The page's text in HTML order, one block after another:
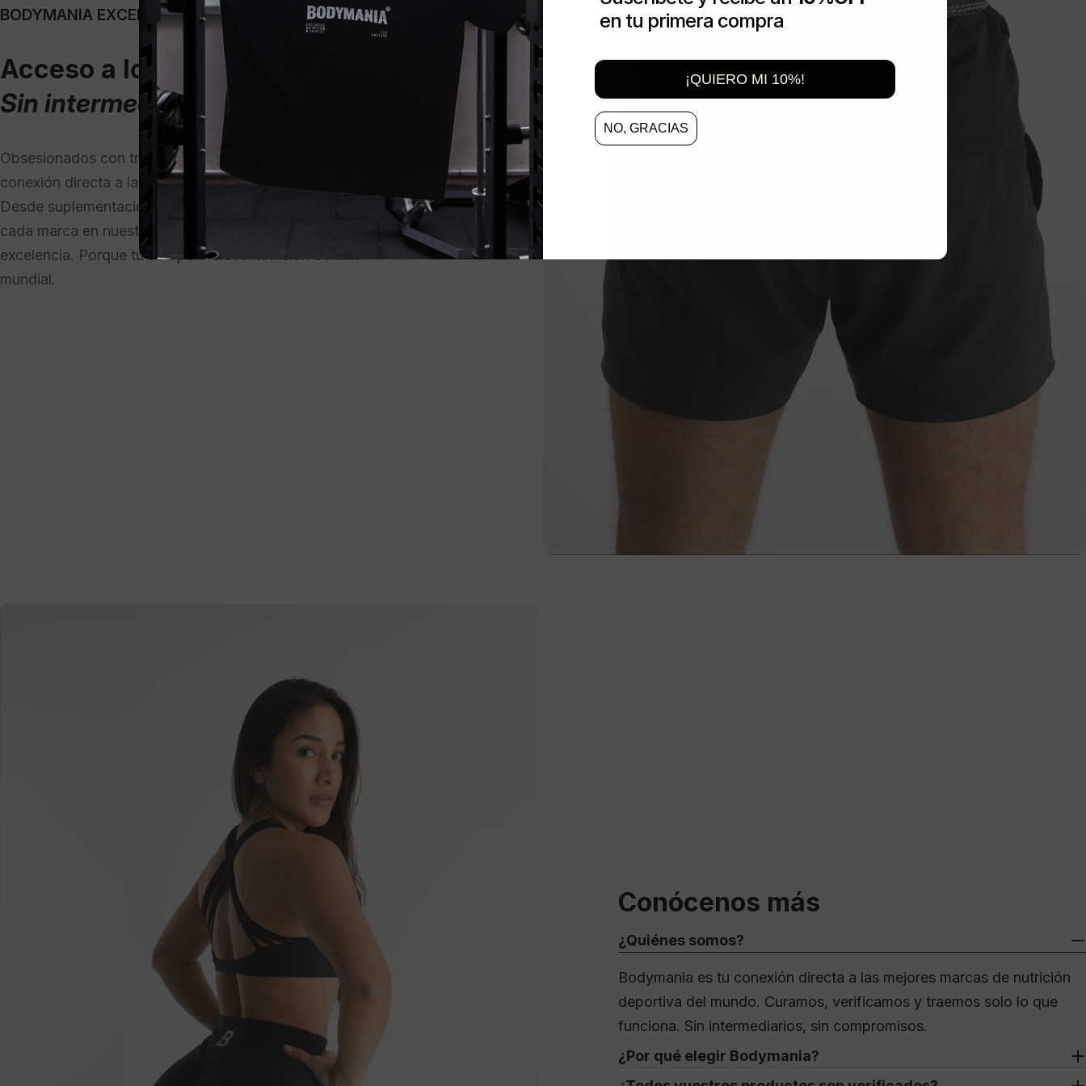
BODYMANIA EXCELLENCE
Acceso a lo mejor.
Sin intermediarios.
Obsesionados con traer calidad pura. Bodymania es tu
conexión directa a las marcas que entrenan campeones.
Desde suplementación básica hasta nutracéuticos avanzados,
cada marca en nuestro catálogo ha pasado nuestro filtro de
excelencia. Porque tu cuerpo merece nutrición de talla
mundial.
Conócenos más
¿Quiénes somos?
Bodymania es tu conexión directa a las mejores marcas de nutrición
deportiva del mundo. Curamos, verificamos y traemos solo lo que
funciona. Sin intermediarios, sin compromisos.
¿Por qué elegir Bodymania?
en tu primera compra
¡QUIERO MI 10%!
NO, GRACIAS